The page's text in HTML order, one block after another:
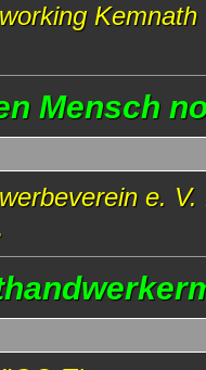
Kemnath
Mensch
e.